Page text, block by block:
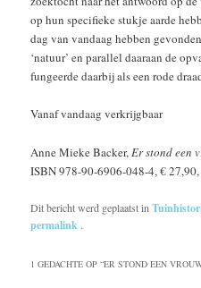
op hun specifieke stukje aarde
dag van vandaag hebben
‘natuur’ en parallel daaraan de
fungeerde daarbij als een rode
Vanaf vandaag verkrijgbaar
Anne Mieke Backer,Er stond een
ISBN 978-90-6906-048-4, €
Dit bericht werd geplaatst in
permalink .
1 GEDACHTE OP “ER STOND EEN